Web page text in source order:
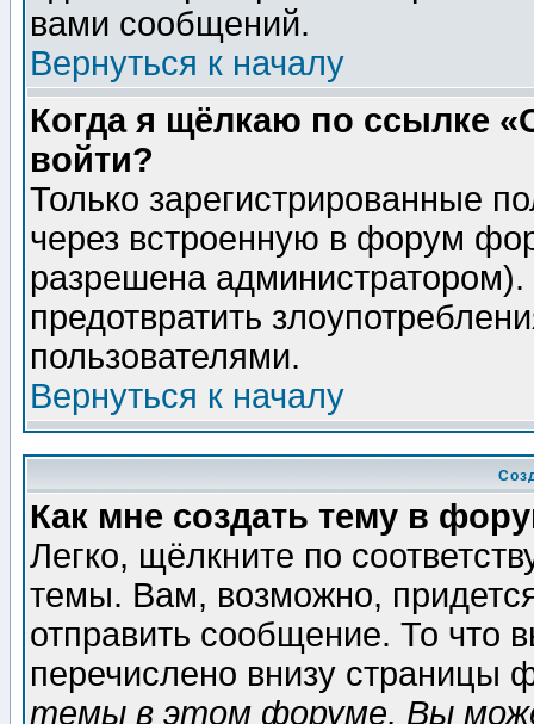
вами сообщений.
Вернуться к началу
Когда я щёлкаю по ссылке
войти?
Только зарегистрированные
через встроенную в форум
разрешена
предотвратить
пользователями.
Вернуться к началу
Как мне создать тему в
Легко, щёлкните по
темы. Вам, возможно,
отправить сообщение. То что
перечислено внизу страницы
темы в этом форуме, Вы